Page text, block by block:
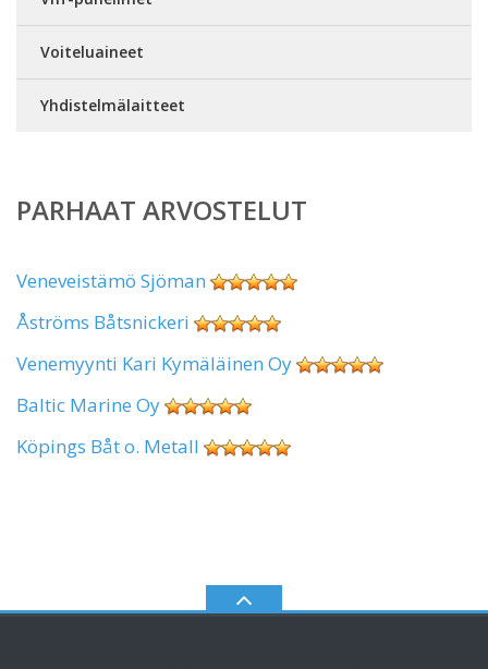
Voiteluaineet
Yhdistelmälaitteet
PARHAAT ARVOSTELUT
Veneveistämö Sjöman
Åströms Båtsnickeri
Venemyynti Kari Kymäläinen Oy
Baltic Marine Oy
Köpings Båt o. Metall